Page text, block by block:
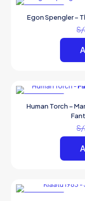
Egon Spengler –
S/
Human Torch –
S/